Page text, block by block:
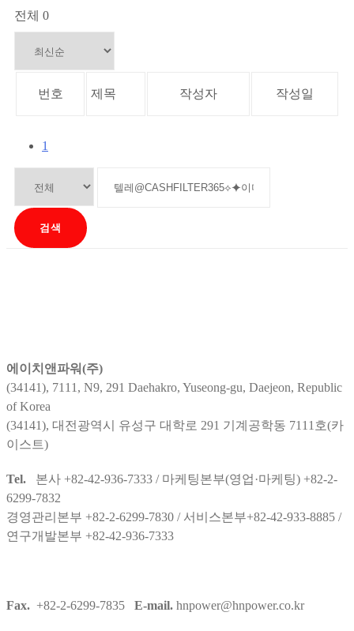
전체 0
번호 제목 작성자 작성일
1
검색
에이치앤파워(주)
(34141), 7111, N9, 291 Daehakro, Yuseong-gu, Daejeon, Republic
of Korea
(34141), 대전광역시 유성구 대학로 291 기계공학동 7111호(카
이스트)
Tel. 본사 +82-42-936-7333 / 마케팅본부(영업·마케팅) +82-2-
6299-7832
경영관리본부 +82-2-6299-7830 / 서비스본부+82-42-933-8885 /
연구개발본부 +82-42-936-7333
Fax. +82-2-6299-7835 E-mail. hnpower@hnpower.co.kr